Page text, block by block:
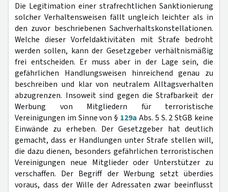
Die Legitimation einer strafrechtlichen Sanktionierung
solcher Verhaltensweisen fällt ungleich leichter als in
den zuvor beschriebenen Sachverhaltskonstellationen.
Welche dieser Vorfeldaktivitäten mit Strafe bedroht
werden sollen, kann der Gesetzgeber verhältnismäßig
frei entscheiden. Er muss aber in der Lage sein, die
gefährlichen Handlungsweisen hinreichend genau zu
beschreiben und klar von neutralem Alltagsverhalten
abzugrenzen. Insoweit sind gegen die Strafbarkeit der
Werbung von Mitgliedern für terroristische
Vereinigungen im Sinne von § 129a Abs. 5 S. 2 StGB keine
Einwände zu erheben. Der Gesetzgeber hat deutlich
gemacht, dass er Handlungen unter Strafe stellen will,
die dazu dienen, besonders gefährlichen terroristischen
Vereinigungen neue Mitglieder oder Unterstützer zu
verschaffen. Der Begriff der Werbung setzt überdies
voraus, dass der Wille der Adressaten zwar beeinflusst